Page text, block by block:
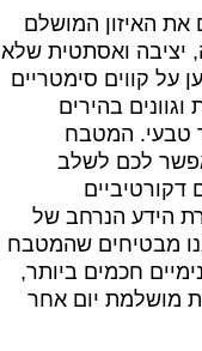
האיזון המושלם
יציבה ואסתטית שלא
על קווים סימטריים
בהירים
טבעי. המטבח
לכם לשלב
דקורטיביים
הידע הנרחב של
מבטיחים שהמטבח
חכמים ביותר,
מושלמת יום אחר